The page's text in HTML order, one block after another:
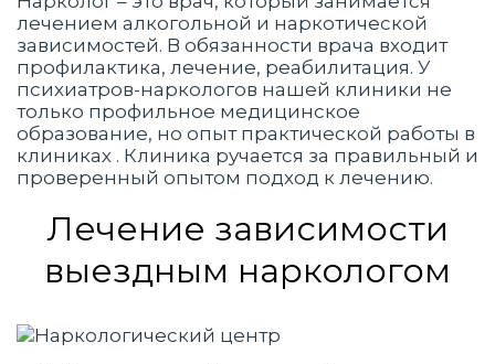
лечением алкогольной и наркотической
зависимостей. В обязанности врача входит
профилактика, лечение, реабилитация. У
психиатров-наркологов нашей клиники не
только профильное медицинское
образование, но опыт практической работы в
клиниках . Клиника ручается за правильный и
проверенный опытом подход к лечению.
Лечение зависимости
выездным наркологом